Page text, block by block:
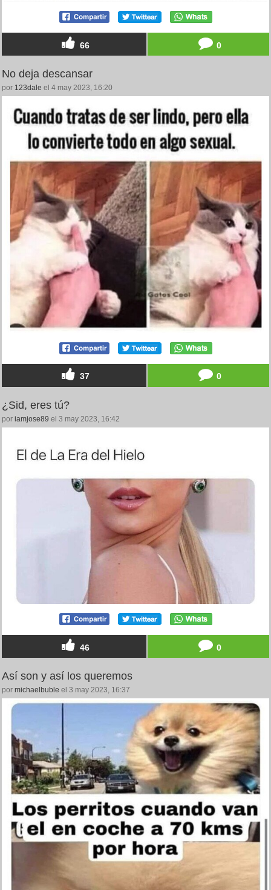
66 0
No deja descansar
por 123dale el 4 may 2023, 16:20
37 0
¿Sid, eres tú?
por iamjose89 el 3 may 2023, 16:42
46 0
Así son y así los queremos
por michaelbuble el 3 may 2023, 16:37